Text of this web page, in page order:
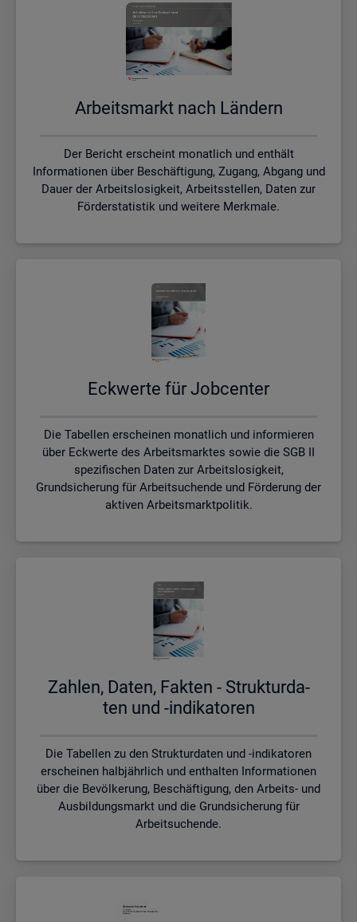
Ar­beits­markt nach Län­dern
Der Bericht erscheint monatlich und enthält
Informationen über Beschäftigung, Zugang, Abgang und
Dauer der Arbeitslosigkeit, Arbeitsstellen, Daten zur
Förderstatistik und weitere Merkmale.
Eck­wer­te für Job­cen­ter
Die Tabellen erscheinen monatlich und informieren
über Eckwerte des Arbeitsmarktes sowie die SGB II
spezifischen Daten zur Arbeitslosigkeit,
Grundsicherung für Arbeitsuchende und Förderung der
aktiven Arbeitsmarktpolitik.
Zah­len, Daten, Fak­ten - Struk­tur­da­
ten und -in­di­ka­to­ren
Die Tabellen zu den Strukturdaten und -indikatoren
erscheinen halbjährlich und enthalten Informationen
über die Bevölkerung, Beschäftigung, den Arbeits- und
Ausbildungsmarkt und die Grundsicherung für
Arbeitsuchende.